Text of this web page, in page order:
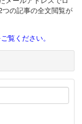
の記事の全文閲覧が
覧ください。